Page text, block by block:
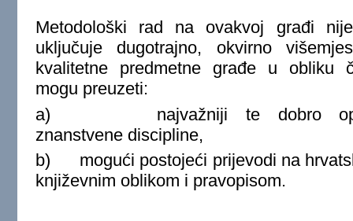
Metodološki rad na ovakvoj građi
uključuje dugotrajno, okvirno
kvalitetne predmetne građe u
mogu preuzeti:
a)
najvažniji te dobro
znanstvene discipline,
b)
mogući postojeći prijevodi na
književnim oblikom i pravopisom.